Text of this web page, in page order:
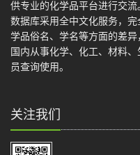
供专业的化学品平台进行交流
数据库采用全中文化服务，
学品俗名、学名等方面的差
国内从事化学、化工、材料
员查询使用。
关注我们